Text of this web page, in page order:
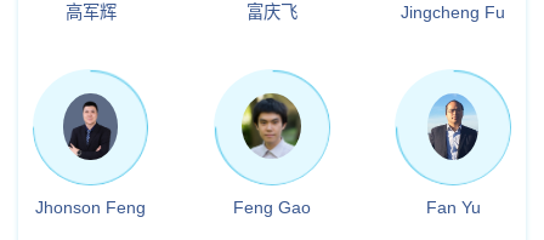
高军辉 富庆飞 Jingcheng Fu
Jhonson Feng Feng Gao Fan Yu